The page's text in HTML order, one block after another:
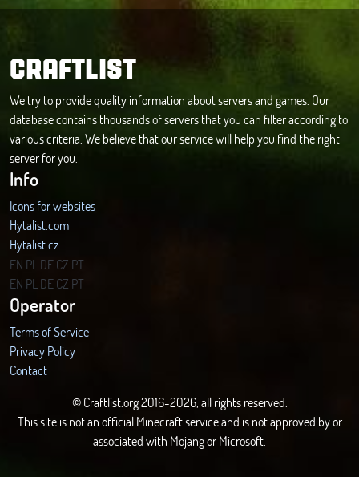
CRAFTLIST
We try to provide quality information about servers and games. Our
database contains thousands of servers that you can filter according to
various criteria. We believe that our service will help you find the right
server for you.
Info
Icons for websites
Hytalist.com
Hytalist.cz
Hytamods.org
EN PL DECZ PT
EN PL DECZ PT
Operator
Terms of Service
Privacy Policy
Contact
© Craftlist.org 2016-2026, all rights reserved.
This site is not an official Minecraft service and is not approved by or
associated with Mojang or Microsoft.